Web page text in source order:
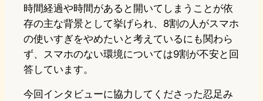
時間経過や時間があると開いてしまうことが依
存の主な背景として挙げられ、8割の人がスマホ
の使いすぎをやめたいと考えているにも関わら
ず、スマホのない環境については9割が不安と回
答しています。
今回インタビューに協力してくださった忍足み